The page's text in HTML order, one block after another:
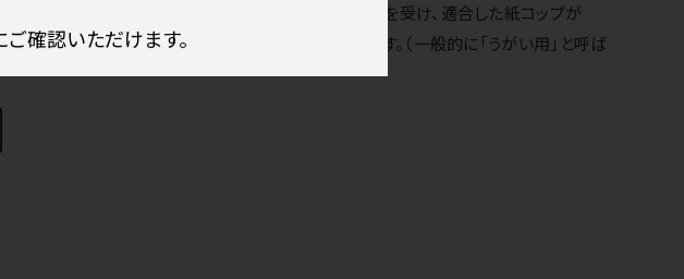
確認いただけます。
体に害のある物質が溶け出さないかなど様々な検査を受け、適合した紙コップが
を体内に取り込むことは想定外として作られています。（一般的に「うがい用」と呼ば